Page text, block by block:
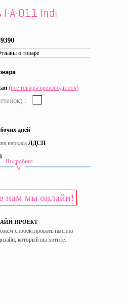
A-011 Indi
о товаре
(все товары производителя)
:
дней
каркаса ЛДСП
Украина
Подробнее
нам мы онлайн!
ПРОЕКТ
спроектировать именно
который вы хотите.